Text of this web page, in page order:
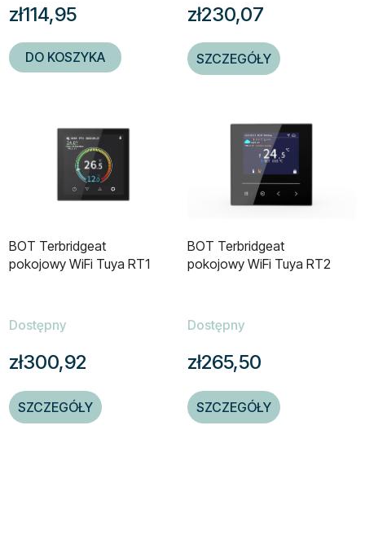
zł114,95
DO KOSZYKA
zł230,07
SZCZEGÓŁY
BOT Terbridgeat
pokojowy WiFi Tuya RT1
Dostępny
zł300,92
SZCZEGÓŁY
BOT Terbridgeat
pokojowy WiFi Tuya RT2
Dostępny
zł265,50
SZCZEGÓŁY